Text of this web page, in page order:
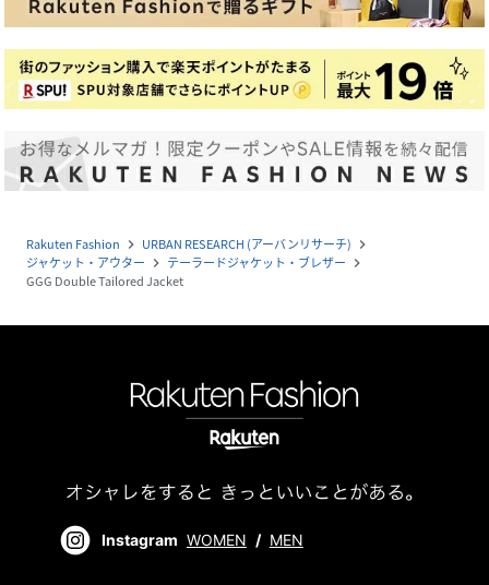
Rakuten Fashion navigate_next URBAN RESEARCH (アーバンリサーチ) navigate_next
ジャケット・アウター navigate_next テーラードジャケット・ブレザー navigate_next
GGG Double Tailored Jacket
Instagram WOMEN / MEN